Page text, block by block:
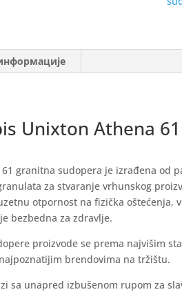
Unixton Athena
granitna sudopera je izrađena od
za stvaranje vrhunskog
otpornost na fizička oštećenja,
bezbedna za zdravlje.
proizvode se prema najvišim
brendovima na tržištu.
sa unapred izbušenom rupom za